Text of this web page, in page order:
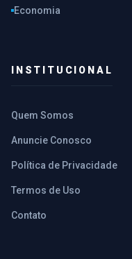
Economia
INSTITUCIONAL
Quem Somos
Anuncie Conosco
Política de Privacidade
Termos de Uso
Contato